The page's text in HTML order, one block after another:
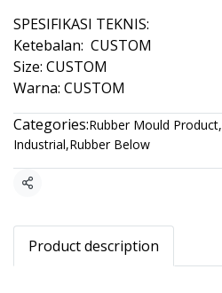
SPESIFIKASI TEKNIS:
Ketebalan: CUSTOM
Size: CUSTOM
Warna: CUSTOM
Categories:Rubber Mould Product,
Industrial,Rubber Below
Share
Product description